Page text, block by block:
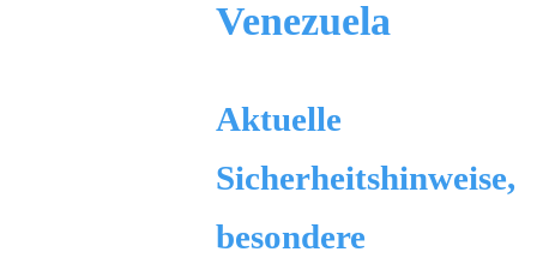
Venezuela
Aktuelle
Sicherheitshinweise,
besondere